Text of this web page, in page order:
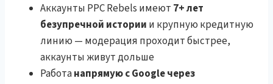
Аккаунты PPC Rebels имеют 7+ лет
безупречной истории и крупную кредитную
линию — модерация проходит быстрее,
аккаунты живут дольше
Работанапрямую с Google через